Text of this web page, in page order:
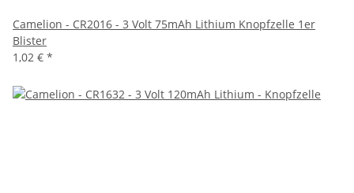
Camelion - CR2016 - 3 Volt 75mAh Lithium Knopfzelle 1er
Blister
1,02 € *